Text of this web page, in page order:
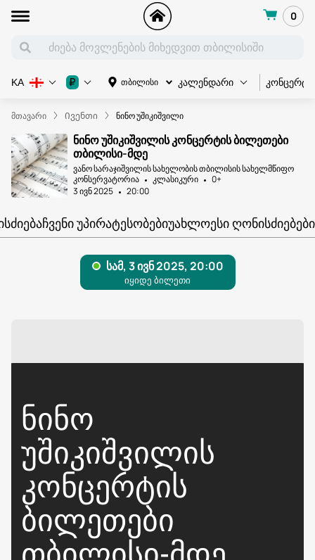
0
თბილისი კალენდარი კონცერტი
KA ₽
მთავარი Ივენთი ნინო უშიკიშვილი
ნინო უშიკიშვილის კონცერტის ბილეთები
თბილისი-მდე
ვანო სარაჯიშვილის სახელობის თბილისის სახელმწიფო
კონსერვატორია
კლასიკური
0+
3 ივნ 2025
20:00
ᲩᲕᲔᲜᲘ ᲣᲞᲘᲠᲐᲢᲔᲡᲝᲑᲔᲑᲘᲣᲐᲮᲚᲝᲔᲡᲘ ᲦᲝᲜᲘᲡᲫᲘᲔᲑᲔᲑᲘ
ᲜᲘᲜᲝ
ᲣᲨᲘᲙᲘᲨᲕᲘᲚᲘᲡ
ᲙᲝᲜᲪᲔᲠᲢᲘᲡ
ᲑᲘᲚᲔᲗᲔᲑᲘ